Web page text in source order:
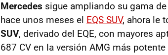
Mercedes sigue ampliando su gama
hace unos meses el EQS SUV, ahora le
SUV, derivado del EQE, con mayores
687 CV en la versión AMG más